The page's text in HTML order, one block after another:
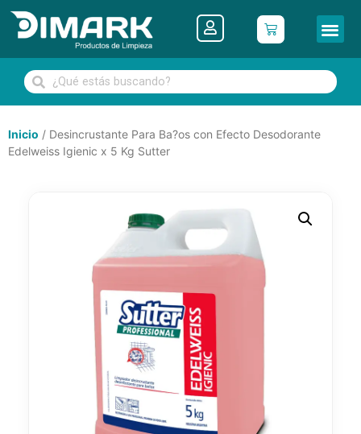
Inicio / Desincrustante Para Ba?os con Efecto Desodorante
Edelweiss Igienic x 5 Kg Sutter